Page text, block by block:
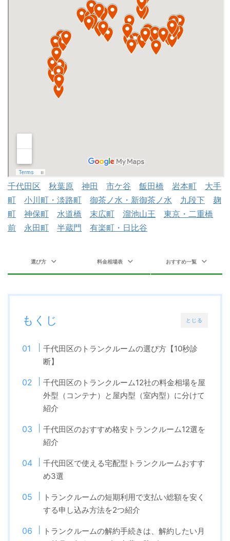
千代田区 秋葉原 神田 市ケ谷 飯田橋 岩本町
大手
町
小川町・淡路町 御茶ノ水・新御茶ノ水 九段下
麹
町
神保町 水道橋 末広町 溜池山王
東京・二重橋
前
永田町 半蔵門 有楽町・日比谷
選び方 料金相場表 おすすめ一覧
とじる
もくじ
千代田区のトランクルームの選び方【10秒診
断】
千代田区のトランクルーム12社の料金相場を屋
外型（コンテナ）と屋内型（室内型）に分けて
紹介
千代田区のおすすめ格安トランクルーム12選を
紹介
千代田区で使える宅配型トランクルームおすす
め3選
トランクルームの短期利用で支払い総額を安く
する申し込み方法を2つ紹介
トランクルームの解約手続きは、解約したい月